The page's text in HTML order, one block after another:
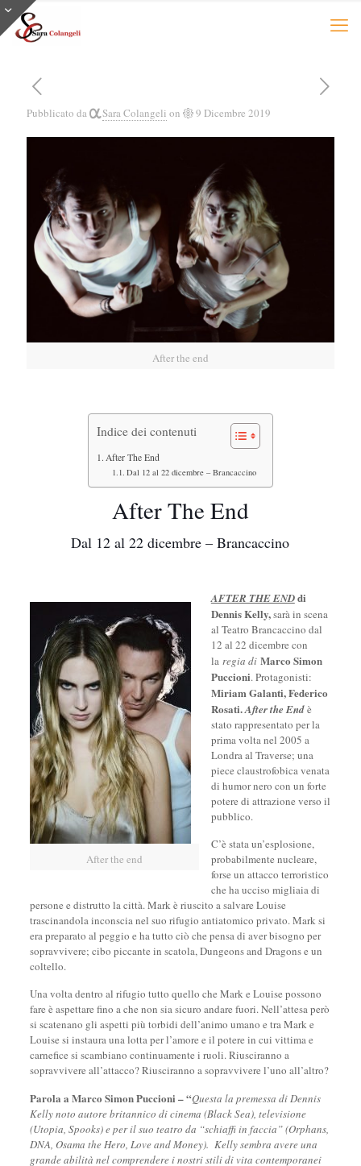
Pubblicato da Sara Colangeli on 9 Dicembre 2019
After the end
Indice dei contenuti
After The End
Dal 12 al 22 dicembre – Brancaccino
After The End
Dal 12 al 22 dicembre – Brancaccino
After the end
AFTER THE ENDdi
Dennis Kelly,sarà in scena
al Teatro Brancaccino dal
12 al 22 dicembre con
la regia di Marco Simon
Puccioni. Protagonisti:
Miriam Galanti, Federico
Rosati.After the Endè
stato rappresentato per la
prima volta nel 2005 a
Londra al Traverse; una
piece claustrofobica venata
di humor nero con un forte
potere di attrazione verso il
pubblico.
C’è stata un’esplosione,
probabilmente nucleare,
forse un attacco terroristico
che ha ucciso migliaia di
persone e distrutto la città. Mark è riuscito a salvare Louise
trascinandola inconscia nel suo rifugio antiatomico privato. Mark si
era preparato al peggio e ha tutto ciò che pensa di aver bisogno per
sopravvivere; cibo piccante in scatola, Dungeons and Dragons e un
coltello.
Una volta dentro al rifugio tutto quello che Mark e Louise possono
fare è aspettare fino a che non sia sicuro andare fuori. Nell’attesa però
si scatenano gli aspetti più torbidi dell’animo umano e tra Mark e
Louise si instaura una lotta per l’amore e il potere in cui vittima e
carnefice si scambiano continuamente i ruoli. Riusciranno a
sopravvivere all’attacco? Riusciranno a sopravvivere l’uno all’altro?
Parola a Marco Simon Puccioni – “Questa la premessa di Dennis
Kelly noto autore britannico di cinema (Black Sea), televisione
(Utopia, Spooks) e per il suo teatro da “schiaffi in faccia” (Orphans,
DNA, Osama the Hero, Love and Money). Kelly sembra avere una
grande abilità nel comprendere i nostri stili di vita contemporanei